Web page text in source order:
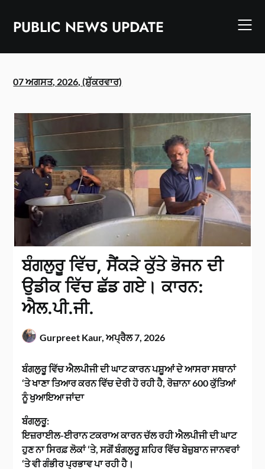
contentPUBLIC NEWS UPDATE
07 ਅਗਸਤ, 2026, (ਸ਼ੁੱਕਰਵਾਰ)
ਬੰਗਲੁਰੂ ਵਿੱਚ, ਸੈਂਕੜੇ ਕੁੱਤੇ ਭੋਜਨ ਦੀ
ਉਡੀਕ ਵਿੱਚ ਛੱਡ ਗਏ। ਕਾਰਨ:
ਐਲ.ਪੀ.ਜੀ.
Gurpreet Kaur,ਅਪ੍ਰੈਲ 7, 2026
ਬੰਗਲੁਰੂ ਵਿੱਚ ਐਲਪੀਜੀ ਦੀ ਘਾਟ ਕਾਰਨ ਪਸ਼ੂਆਂ ਦੇ ਆਸਰਾ ਸਥਾਨਾਂ
‘ਤੇ ਖਾਣਾ ਤਿਆਰ ਕਰਨ ਵਿੱਚ ਦੇਰੀ ਹੋ ਰਹੀ ਹੈ, ਰੋਜ਼ਾਨਾ 600 ਕੁੱਤਿਆਂ
ਨੂੰ ਖੁਆਇਆ ਜਾਂਦਾ
ਬੰਗਲੁਰੂ:
ਇਜ਼ਰਾਈਲ-ਈਰਾਨ ਟਕਰਾਅ ਕਾਰਨ ਚੱਲ ਰਹੀ ਐਲਪੀਜੀ ਦੀ ਘਾਟ
ਹੁਣ ਨਾ ਸਿਰਫ਼ ਲੋਕਾਂ ‘ਤੇ, ਸਗੋਂ ਬੰਗਲੁਰੂ ਸ਼ਹਿਰ ਵਿੱਚ ਬੇਜ਼ੁਬਾਨ ਜਾਨਵਰਾਂ
‘ਤੇ ਵੀ ਗੰਭੀਰ ਪ੍ਰਭਾਵ ਪਾ ਰਹੀ ਹੈ।